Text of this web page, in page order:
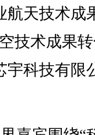
天技术成
技术成果
宇科技有限